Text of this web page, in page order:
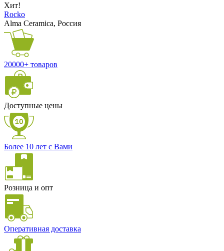
Хит!
Rocko
Alma Ceramica, Россия
20000+ товаров
Доступные цены
Более 10 лет с Вами
Розница и опт
Оперативная доставка